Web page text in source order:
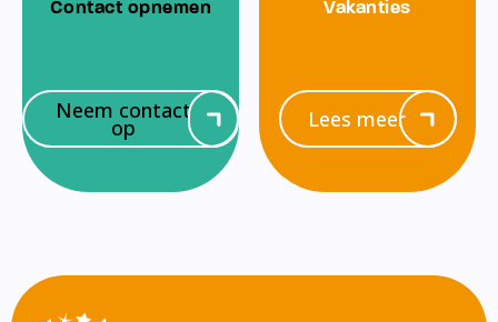
Contact opnemen
Neem contact
op
Vakanties
Lees meer